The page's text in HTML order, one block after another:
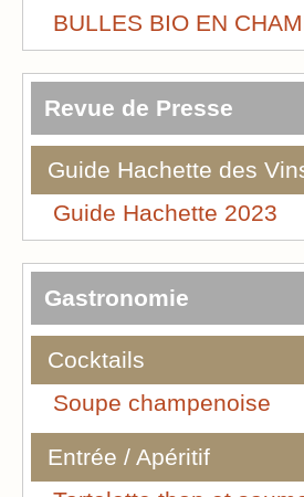
BULLES BIO EN
Revue de Presse
Guide Hachette des
Guide Hachette 2023
Gastronomie
Cocktails
Soupe champenoise
Entrée / Apéritif